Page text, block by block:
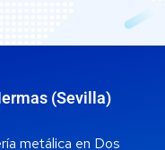
(Sevilla)
metálica en Dos